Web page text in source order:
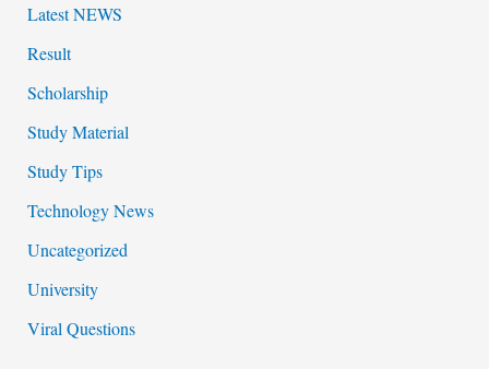
Latest NEWS
Result
Scholarship
Study Material
Study Tips
Technology News
Uncategorized
University
Viral Questions